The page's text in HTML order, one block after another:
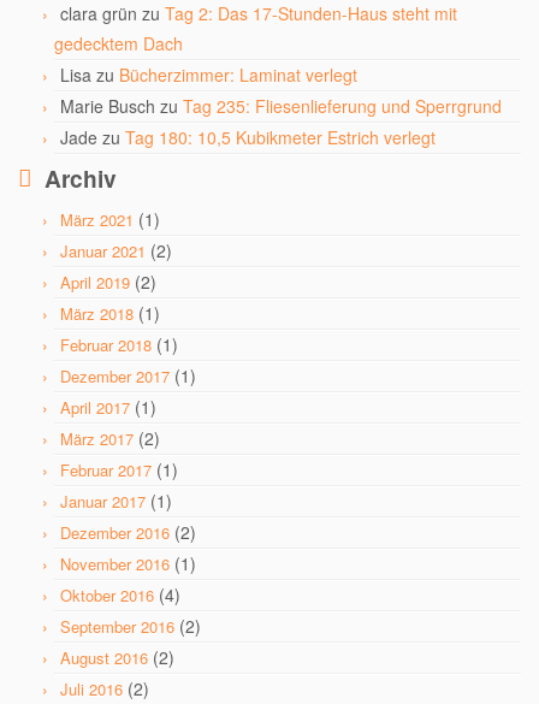
clara grün zu Tag 2: Das 17-Stunden-Haus steht mit
gedecktem Dach
Lisa zu Bücherzimmer: Laminat verlegt
Marie Busch zu Tag 235: Fliesenlieferung und Sperrgrund
Jade zu Tag 180: 10,5 Kubikmeter Estrich verlegt
Archiv
März 2021 (1)
Januar 2021 (2)
April 2019 (2)
März 2018 (1)
Februar 2018 (1)
Dezember 2017 (1)
April 2017 (1)
März 2017 (2)
Februar 2017 (1)
Januar 2017 (1)
Dezember 2016 (2)
November 2016 (1)
Oktober 2016 (4)
September 2016 (2)
August 2016 (2)
Juli 2016 (2)